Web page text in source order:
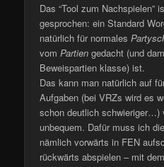
Das “Tool zum Nachspielen”
gesprochen: ein Standard
natürlich für normales
vomPartien gedacht (und
Beweispartien klasse) ist.
Das kann man natürlich auf
Aufgaben (bei VRZs wird es
schon deutlich schwieriger…)
unbequem. Dafür muss ich
nämlich vorwärts in FEN
rückwärts abspielen – mit